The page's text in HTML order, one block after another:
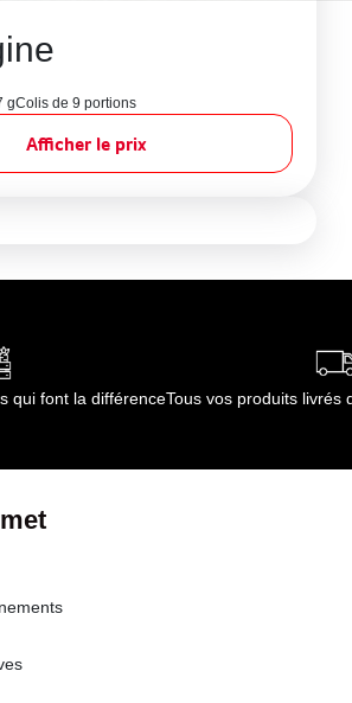
gColis de 9 portions
Afficher le prix
qui font la différenceTous vos produits livrés